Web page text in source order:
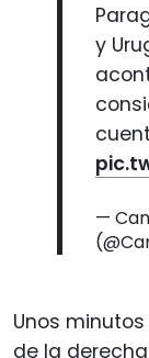
y
—
Unos
de la